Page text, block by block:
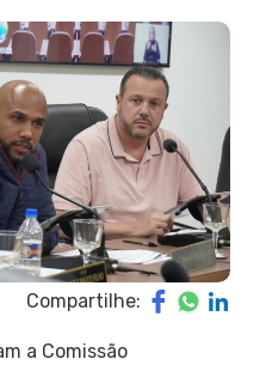
Compartilhe:
a Comissão